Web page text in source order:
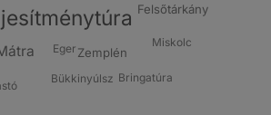
Zemplén
Felsőtárkány
Bükkinyúlsz
Eger
Bringatúra
Miskolc